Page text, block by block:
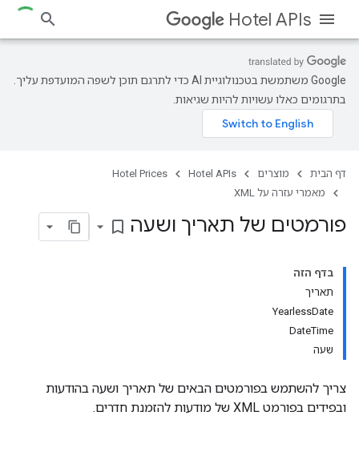
Hotel APIs
‫Google משתמשת בטכנולוגיית AI כדי לתרגם תוכן לשפה המועדפת עליך.
בתרגומים כאלו עשויות להיות שגיאות.
דף הבית מוצרים Hotel APIs
Hotel Prices
מאמרי עזרה על XML
פורמטים של תאריך ושעה bookmark_border
בדף הזה
תאריך
YearlessDate
DateTime
שעה
צריך להשתמש בפורמטים הבאים של תאריך ושעה בהודעות
ובפידים בפורמט XML של מודעות להזמנת חדרים.